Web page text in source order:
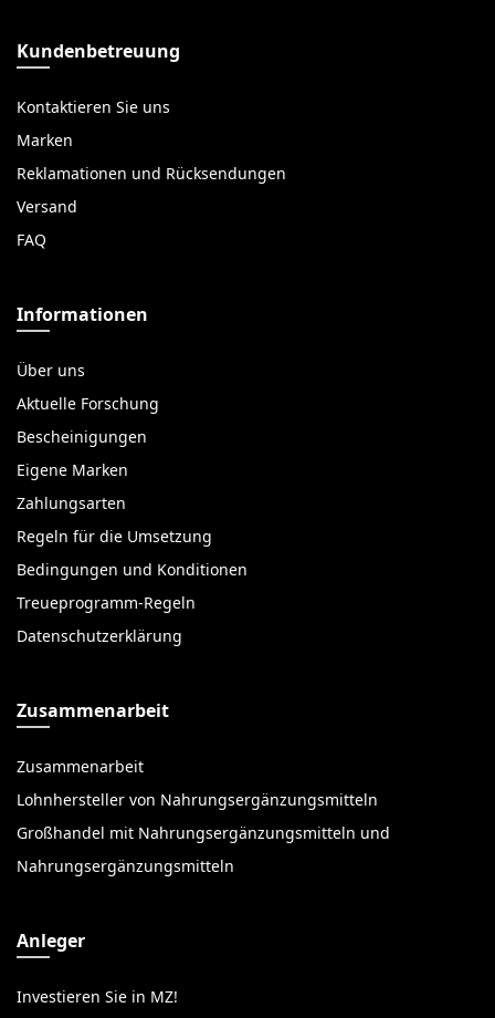
Kundenbetreuung
Kontaktieren Sie uns
Marken
Reklamationen und Rücksendungen
Versand
FAQ
Informationen
Über uns
Aktuelle Forschung
Bescheinigungen
Eigene Marken
Zahlungsarten
Regeln für die Umsetzung
Bedingungen und Konditionen
Treueprogramm-Regeln
Datenschutzerklärung
Zusammenarbeit
Zusammenarbeit
Lohnhersteller von Nahrungsergänzungsmitteln
Großhandel mit Nahrungsergänzungsmitteln und
Nahrungsergänzungsmitteln
Anleger
Investieren Sie in MZ!